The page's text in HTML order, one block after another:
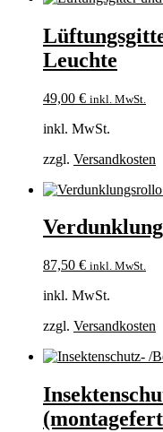
Leuchte
49,00 € inkl. MwSt.
inkl. MwSt.
zzgl. Versandkosten
87,50 € inkl. MwSt.
inkl. MwSt.
zzgl. Versandkosten